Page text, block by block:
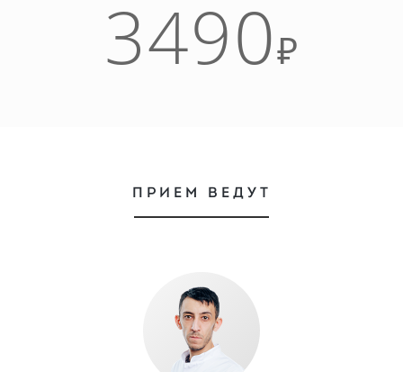
3490₽
ПРИЕМ ВЕДУТ